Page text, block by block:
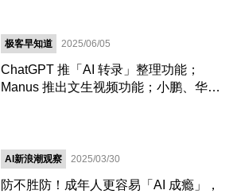
极客早知道 2025/06/05
ChatGPT 推「AI 转录」整理功能；
Manus 推出文生视频功能；小鹏、华为
AI新浪潮观察 2025/03/30
防不胜防！成年人更容易「AI 成瘾」，